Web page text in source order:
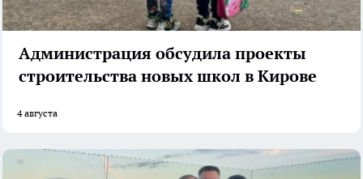
Администрация обсудила проекты
строительства новых школ в Кирове
4 августа